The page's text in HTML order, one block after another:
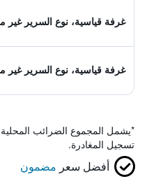
غرفة قياسية، نوع السرير
غرفة قياسية، نوع السرير
*يشمل المجموع الضرائب
تسجيل المغادرة.
أفضل سعر مضمون